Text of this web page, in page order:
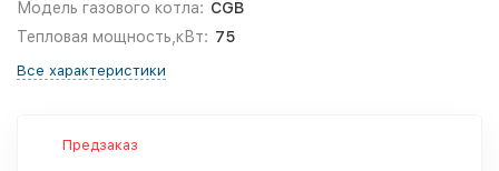
Модель газового котла: CGB
Тепловая мощность,кВт: 75
Все характеристики
Предзаказ